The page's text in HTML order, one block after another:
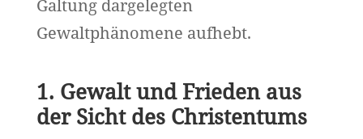
Galtung dargelegten
Gewaltphänomene aufhebt.
1. Gewalt und Frieden aus
der Sicht des Christentums